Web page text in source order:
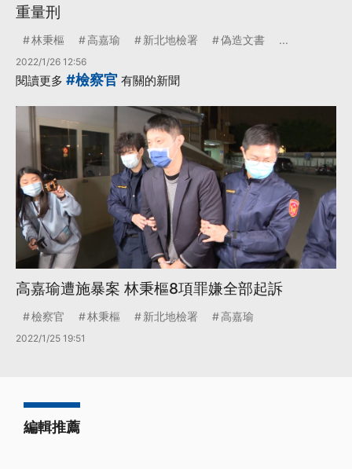
重量刑
林秉樞 高嘉瑜 新北地檢署 偽造文書 ...
2022/1/26 12:56
閱讀更多 #檢察官 有關的新聞
高嘉瑜遭施暴案 林秉樞8項罪嫌全部起訴
檢察官 林秉樞 新北地檢署 高嘉瑜
2022/1/25 19:51
編輯推薦